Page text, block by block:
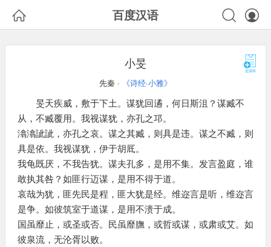
 百度汉语 

小旻
先秦 · 《诗经·小雅》
旻天疾威，敷于下土。谋犹回遹，何日斯沮？谋臧不
从，不臧覆用。我视谋犹，亦孔之邛。
潝潝訿訿，亦孔之哀。谋之其臧，则具是违。谋之不臧，则
具是依。我视谋犹，伊于胡厎。
我龟既厌，不我告犹。谋夫孔多，是用不集。发言盈庭，谁
敢执其咎？如匪行迈谋，是用不得于道。
哀哉为犹，匪先民是程，匪大犹是经。维迩言是听，维迩言
是争。如彼筑室于道谋，是用不溃于成。
国虽靡止，或圣或否。民虽靡膴，或哲或谋，或肃或艾。如
彼泉流，无沦胥以败。